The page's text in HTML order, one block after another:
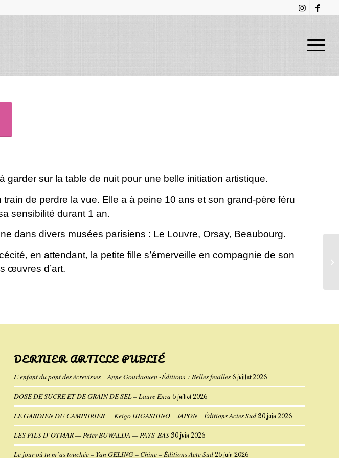
garder sur la table de nuit pour une belle initiation artistique.
train de perdre la vue. Elle a à peine 10 ans et son grand-père féru
sensibilité durant 1 an.
dans divers musées parisiens : Le Louvre, Orsay, Beaubourg.
en attendant, la petite fille s’émerveille en compagnie de son
œuvres d’art.
DERNIER ARTICLE PUBLIÉ
L’enfant du pont des écrevisses – Anne Gourlaouen -Éditions : Belles feuilles6 juillet 2026
DOSE DE SUCRE ET DE GRAIN DE SEL – Laure Enza6 juillet 2026
LE GARDIEN DU CAMPHRIER — Keigo HIGASHINO – JAPON – Éditions Actes Sud30 juin 2026
LES FILS D’OTMAR — Peter BUWALDA — PAYS-BAS30 juin 2026
Le jour où tu m’as touchée – Yan GELING – Chine – Éditions Acte Sud26 juin 2026